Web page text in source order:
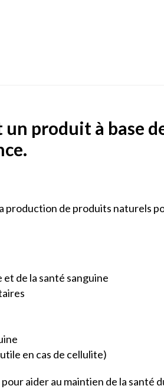
un produit à base
de produits naturels
de la santé sanguine
en cas de cellulite)
aider au maintien de la santé